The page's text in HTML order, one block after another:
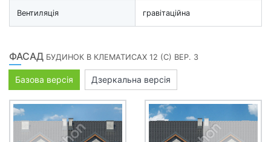
Вентиляція гравітаційна
ФАСАД БУДИНОК В КЛЕМАТИСАХ 12 (С) ВЕР. 3
Базова версія Дзеркальна версія